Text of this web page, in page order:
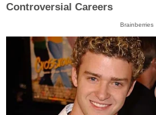
Controversial Careers
Brainberries